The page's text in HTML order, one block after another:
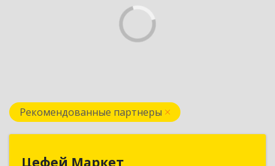
Рекомендованные партнеры
Цефей Маркет